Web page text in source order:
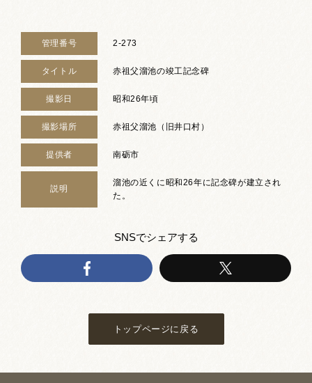
管理番号 2-273
タイトル 赤祖父溜池の竣工記念碑
撮影日 昭和26年頃
撮影場所 赤祖父溜池（旧井口村）
提供者 南砺市
説明
溜池の近くに昭和26年に記念碑が建立され
た。
SNSでシェアする
トップページに戻る